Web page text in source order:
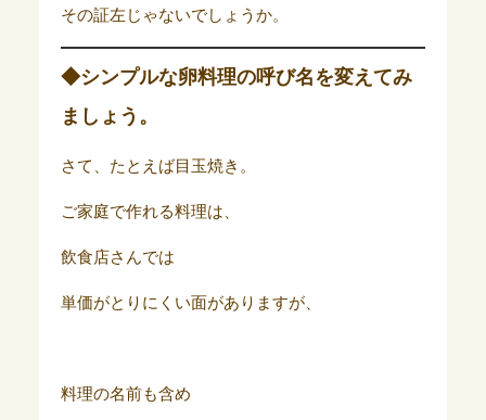
その証左じゃないでしょうか。
◆シンプルな卵料理の呼び名を変えてみ
ましょう。
さて、たとえば目玉焼き。
ご家庭で作れる料理は、
飲食店さんでは
単価がとりにくい面がありますが、
料理の名前も含め